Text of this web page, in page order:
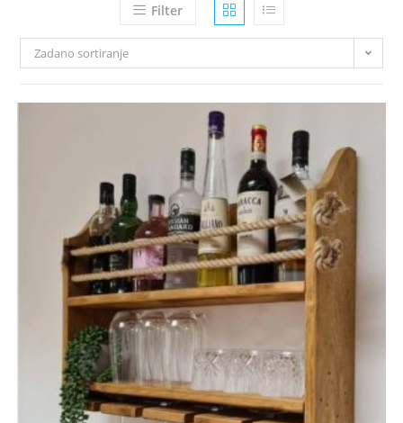
Filter
Zadano sortiranje